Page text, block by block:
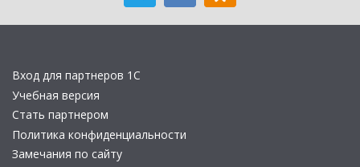
Вход для партнеров 1С
Учебная версия
Стать партнером
Политика конфиденциальности
Замечания по сайту